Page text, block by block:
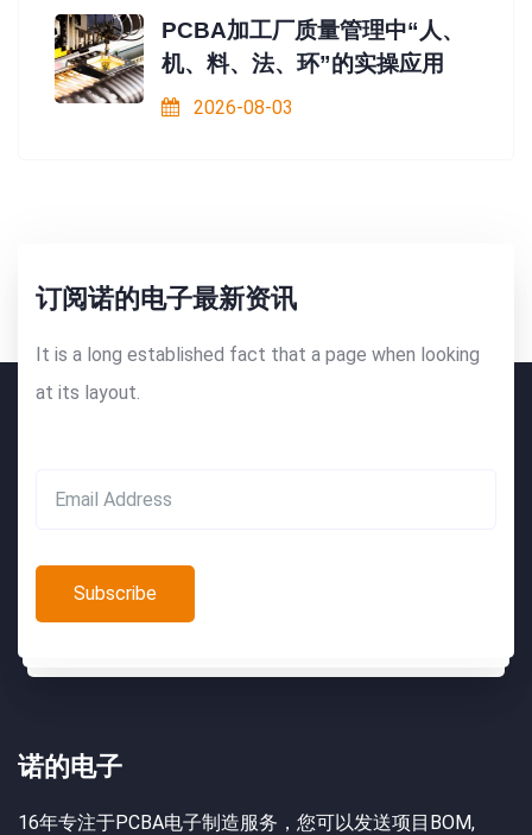
PCBA加工厂质量管理中“人、
机、料、法、环”的实操应用
2026-08-03
订阅诺的电子最新资讯
It is a long established fact that a page when looking
at its layout.
诺的电子
16年专注于PCBA电子制造服务，您可以发送项目BOM,